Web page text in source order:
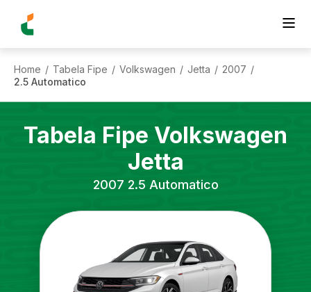
Home / Tabela Fipe / Volkswagen / Jetta / 2007 /
2.5 Automatico
Tabela Fipe Volkswagen
Jetta
2007 2.5 Automatico